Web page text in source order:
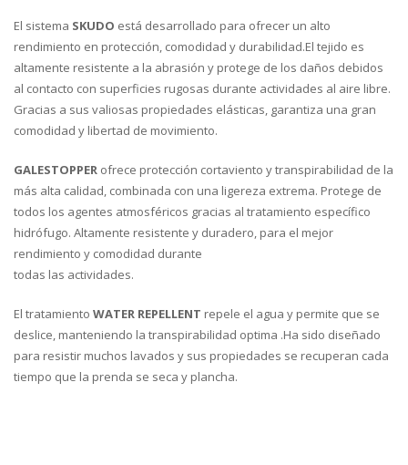
El sistema SKUDO está desarrollado para ofrecer un alto
rendimiento en protección, comodidad y durabilidad.El tejido es
altamente resistente a la abrasión y protege de los daños debidos
al contacto con superficies rugosas durante actividades al aire libre.
Gracias a sus valiosas propiedades elásticas, garantiza una gran
comodidad y libertad de movimiento.
GALESTOPPER ofrece protección cortaviento y transpirabilidad de la
más alta calidad, combinada con una ligereza extrema. Protege de
todos los agentes atmosféricos gracias al tratamiento específico
hidrófugo. Altamente resistente y duradero, para el mejor
rendimiento y comodidad durante
todas las actividades.
El tratamiento WATER REPELLENT repele el agua y permite que se
deslice, manteniendo la transpirabilidad optima .Ha sido diseñado
para resistir muchos lavados y sus propiedades se recuperan cada
tiempo que la prenda se seca y plancha.